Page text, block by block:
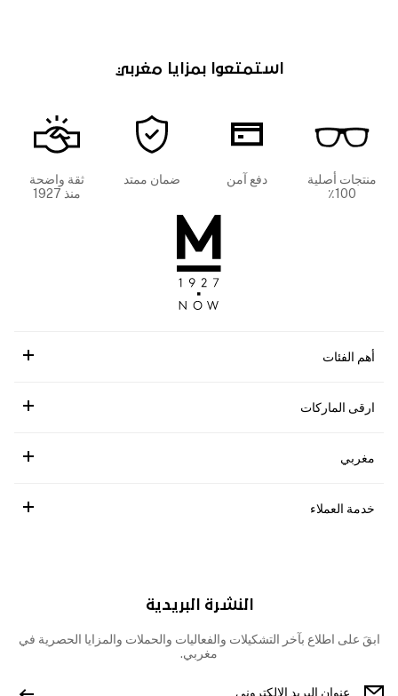
استمتعوا بمزايا مغربي
منتجات أصلية
100٪
دفع آمن ضمان ممتد
ثقة واضحة
منذ 1927
أهم الفئات
ارقى الماركات
مغربي
خدمة العملاء
النشرة البريدية
ابقَ على اطلاع بآخر التشكيلات والفعاليات والحملات والمزايا الحصرية في
مغربي.